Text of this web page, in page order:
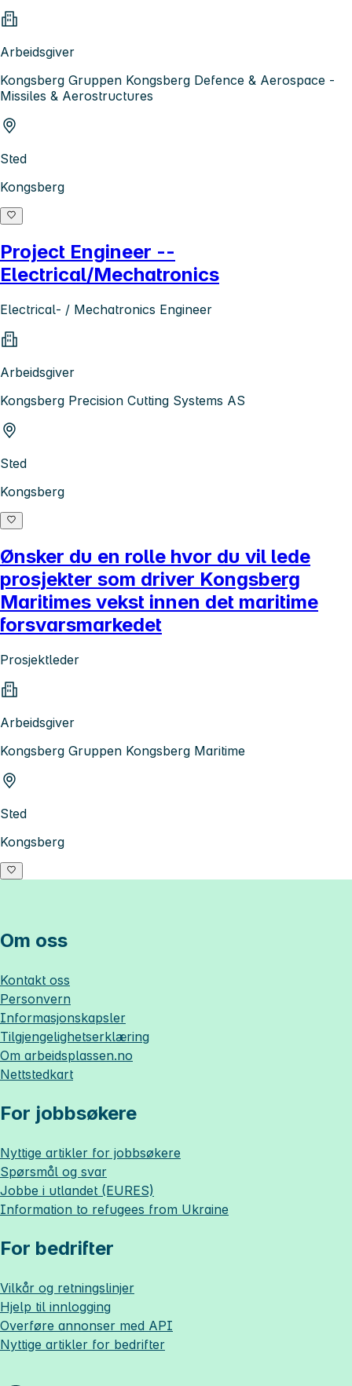
Arbeidsgiver
Kongsberg Gruppen Kongsberg Defence & Aerospace -
Missiles & Aerostructures
Sted
Kongsberg
Project Engineer --
Electrical/Mechatronics
Electrical- / Mechatronics Engineer
Arbeidsgiver
Kongsberg Precision Cutting Systems AS
Sted
Kongsberg
Ønsker du en rolle hvor du vil lede
prosjekter som driver Kongsberg
Maritimes vekst innen det maritime
forsvarsmarkedet
Prosjektleder
Arbeidsgiver
Kongsberg Gruppen Kongsberg Maritime
Sted
Kongsberg
Om oss
Kontakt oss
Personvern
Informasjonskapsler
Tilgjengelighetserklæring
Om arbeidsplassen.no
Nettstedkart
For jobbsøkere
Nyttige artikler for jobbsøkere
Spørsmål og svar
Jobbe i utlandet (EURES)
Information to refugees from Ukraine
For bedrifter
Vilkår og retningslinjer
Hjelp til innlogging
Overføre annonser med API
Nyttige artikler for bedrifter